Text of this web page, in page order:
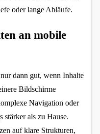
oder lange Abläufe.
an mobile
dann gut, wenn Inhalte
Bildschirme
Navigation oder
stärker als zu Hause.
auf klare Strukturen,